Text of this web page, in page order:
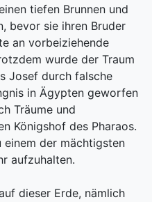
tiefen Brunnen und
bevor sie ihren Bruder
an vorbeiziehende
wurde der Traum
Josef durch falsche
in Ägypten geworfen
Träume und
Königshof des Pharaos.
einem der mächtigsten
aufzuhalten.
dieser Erde, nämlich